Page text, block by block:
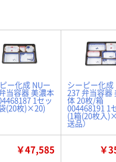
ー化成 NUー
当容器 美濃本
1セッ
(20枚)×20)
シーピー化成
237 弁当容器
体 20枚/箱
004468191 1
(1箱(20枚入
送品）
￥47,585 ￥